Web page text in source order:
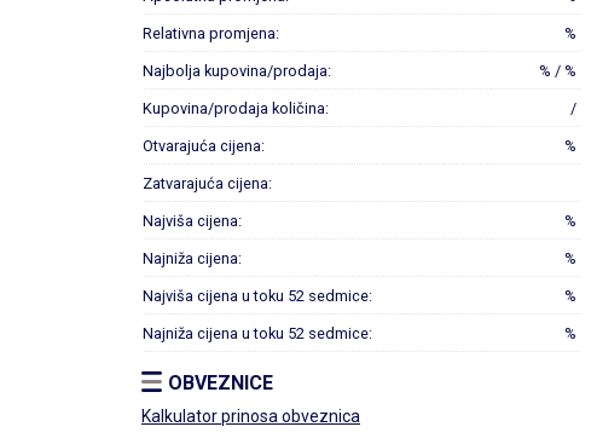
Relativna promjena: %
Najbolja kupovina/prodaja: % / %
Kupovina/prodaja količina: /
Otvarajuća cijena: %
Zatvarajuća cijena:
Najviša cijena: %
Najniža cijena: %
Najviša cijena u toku 52 sedmice: %
Najniža cijena u toku 52 sedmice: %
OBVEZNICE
Kalkulator prinosa obveznica